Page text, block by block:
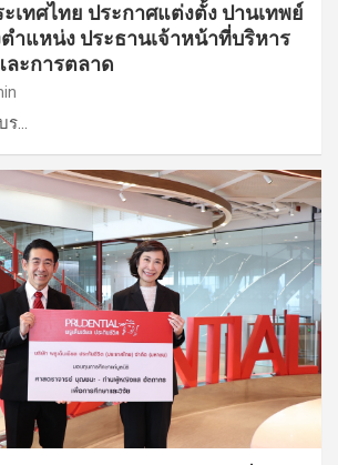
เทศไทย ประกาศแต่งตั้ง ปานเทพย์
ำแหน่ง ประธานเจ้าหน้าที่บริหาร
ละการตลาด
ร…